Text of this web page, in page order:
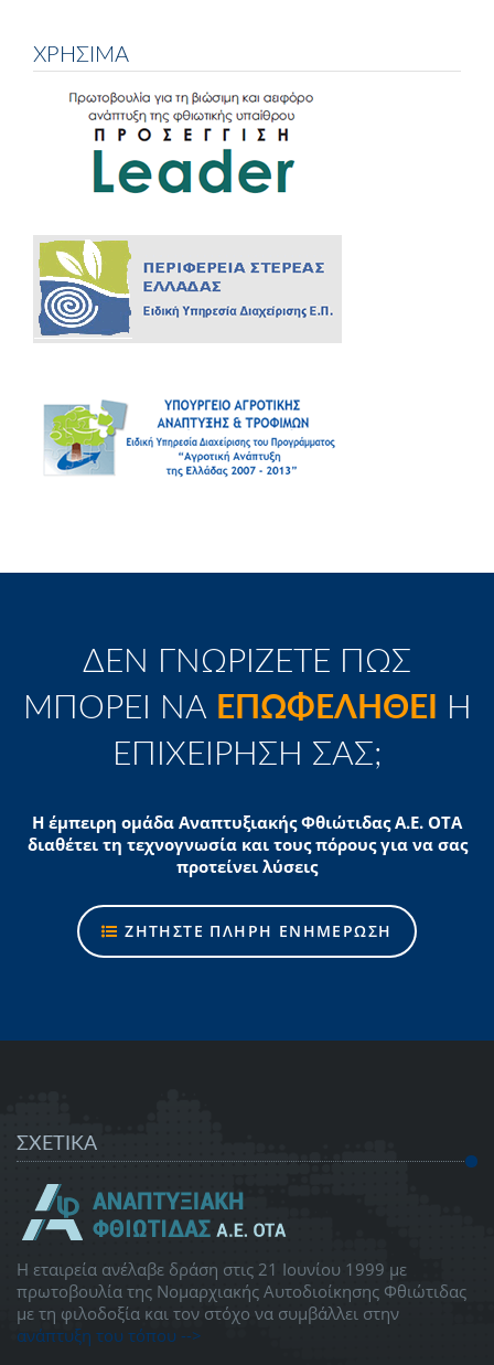
ΧΡΗΣΙΜΑ
ΔΕΝ ΓΝΩΡΙΖΕΤΕ ΠΩΣ
ΜΠΟΡΕΙ ΝΑ ΕΠΩΦΕΛΗΘΕΙ
Η
ΕΠΙΧΕΙΡΗΣΗ ΣΑΣ;
Η έμπειρη ομάδα Αναπτυξιακής Φθιώτιδας Α.Ε. ΟΤΑ
διαθέτει τη τεχνογνωσία και τους πόρους για να σας
προτείνει λύσεις
ΖΗΤΗΣΤΕ ΠΛΗΡΗ ΕΝΗΜΕΡΩΣΗ
ΣΧΕΤΙΚΑ
Η εταιρεία ανέλαβε δράση στις 21 Ιουνίου 1999 με
πρωτοβουλία της Νομαρχιακής Αυτοδιοίκησης Φθιώτιδας
με τη φιλοδοξία και τον στόχο να συμβάλλει στην
ανάπτυξη του τόπου -->